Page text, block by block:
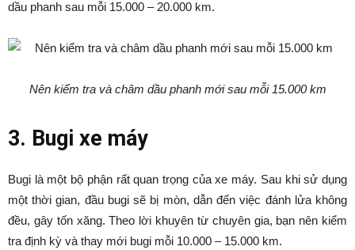
dầu phanh sau mỗi 15.000 – 20.000 km.
Nên kiểm tra và châm dầu phanh mới sau mỗi 15.000 km
3. Bugi xe máy
Bugi là một bộ phận rất quan trọng của xe máy. Sau khi sử dụng
một thời gian, đầu bugi sẽ bị mòn, dẫn đến việc đánh lửa không
đều, gây tốn xăng. Theo lời khuyên từ chuyên gia, bạn nên kiểm
tra định kỳ và thay mới bugi mỗi 10.000 – 15.000 km.